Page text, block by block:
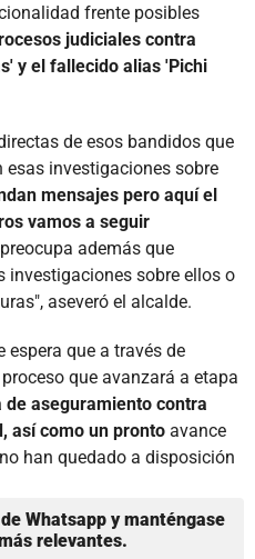
frente posibles
judiciales contra
y el fallecido alias 'Pichi
de esos bandidos que
investigaciones sobre
mensajes pero aquí el
vamos a seguir
además que
investigaciones sobre ellos o
aseveró el alcalde.
espera que a través de
que avanzará a etapa
aseguramiento contra
así como un pronto avance
han quedado a disposición
Whatsapp y manténgase
relevantes.